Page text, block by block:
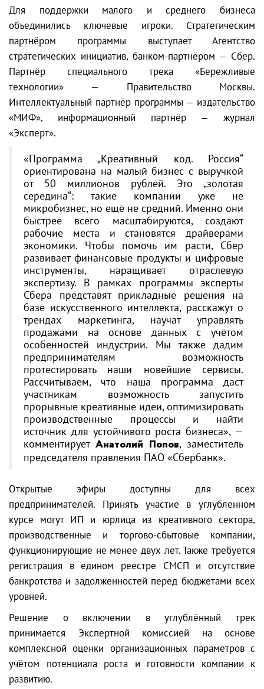
Для поддержки малого и среднего бизнеса
объединились ключевые игроки. Стратегическим
партнёром программы выступает Агентство
стратегических инициатив, банком-партнёром — Сбер.
Партнёр специального трека «Бережливые
технологии» — Правительство Москвы.
Интеллектуальный партнёр программы — издательство
«МИФ», информационный партнёр — журнал
«Эксперт».
«Программа „Креативный код. Россия“
ориентирована на малый бизнес с выручкой
от 50 миллионов рублей. Это „золотая
середина“: такие компании уже не
микробизнес, но ещё не средний. Именно они
быстрее всего масштабируются, создают
рабочие места и становятся драйверами
экономики. Чтобы помочь им расти, Сбер
развивает финансовые продукты и цифровые
инструменты, наращивает отраслевую
экспертизу. В рамках программы эксперты
Сбера представят прикладные решения на
базе искусственного интеллекта, расскажут о
трендах маркетинга, научат управлять
продажами на основе данных с учётом
особенностей индустрии. Мы также дадим
предпринимателям возможность
протестировать наши новейшие сервисы.
Рассчитываем, что наша программа даст
участникам возможность запустить
прорывные креативные идеи, оптимизировать
производственные процессы и найти
источник для устойчивого роста бизнеса», —
комментирует Анатолий Попов, заместитель
председателя правления ПАО «Сбербанк».
Открытые эфиры доступны для всех
предпринимателей. Принять участие в углубленном
курсе могут ИП и юрлица из креативного сектора,
производственные и торгово-сбытовые компании,
функционирующие не менее двух лет. Также требуется
регистрация в едином реестре СМСП и отсутствие
банкротства и задолженностей перед бюджетами всех
уровней.
Решение о включении в углублённый трек
принимается Экспертной комиссией на основе
комплексной оценки организационных параметров с
учётом потенциала роста и готовности компании к
развитию.